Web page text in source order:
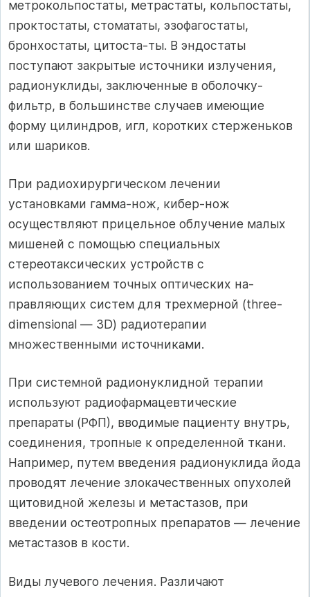
метрокольпостаты, метрастаты, кольпостаты,
проктостаты, стомататы, эзофагостаты,
бронхостаты, цитоста-ты. В эндостаты
поступают закрытые источники излучения,
радионуклиды, заключенные в оболочку-
фильтр, в большинстве случаев имеющие
форму цилиндров, игл, коротких стерженьков
или шариков.
При радиохирургическом лечении
установками гамма-нож, кибер-нож
осуществляют прицельное облучение малых
мишеней с помощью специаль­ных
стереотаксических устройств с
использованием точных оптических на­
правляющих систем для трехмерной (three-
dimensional — 3D) радиотерапии
множественными источниками.
При системной радионуклидной терапии
используют радиофармацевти­ческие
препараты (РФП), вводимые пациенту внутрь,
соединения, тропные к определенной ткани.
Например, путем введения радионуклида йода
про­водят лечение злокачественных опухолей
щитовидной железы и метастазов, при
введении остеотропных препаратов — лечение
метастазов в кости.
Виды лучевого лечения. Различают